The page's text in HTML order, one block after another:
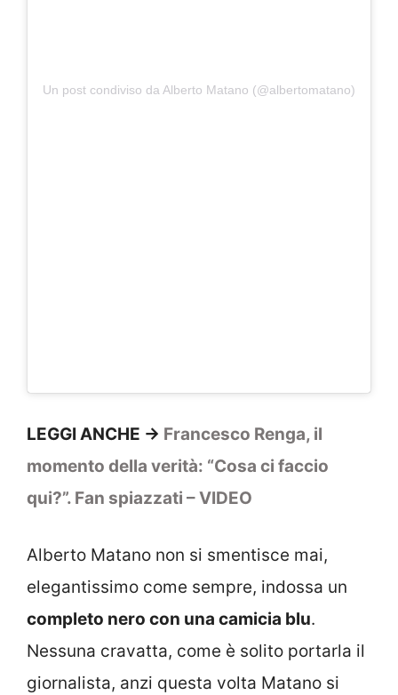
Un post condiviso da Alberto Matano (@albertomatano)
LEGGI ANCHE -> Francesco Renga, il
momento della verità: “Cosa ci faccio
qui?”. Fan spiazzati – VIDEO
Alberto Matano non si smentisce mai,
elegantissimo come sempre, indossa un
completo nero con una camicia blu.
Nessuna cravatta, come è solito portarla il
giornalista, anzi questa volta Matano si